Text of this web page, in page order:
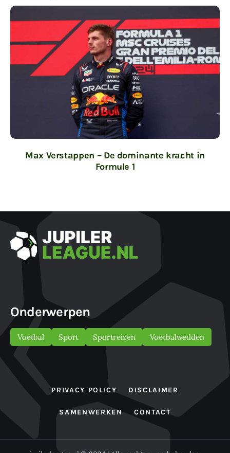
Max Verstappen – De dominante kracht in
Formule 1
Onderwerpen
Voetbal Sport Sportreizen Voetbalwedden
PRIVACY POLICY DISCLAIMER
SAMENWERKEN CONTACT